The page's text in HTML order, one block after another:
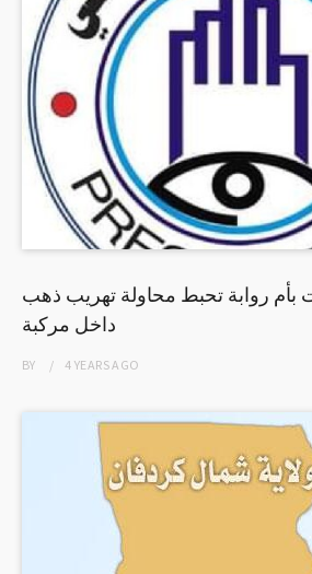
بأم روابة تحبط محاولة تهريب ذهب
داخل مركبة
BY 4 YEARSAGO